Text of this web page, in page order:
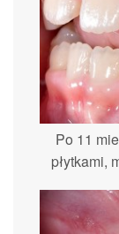
Po 11
płytkami,